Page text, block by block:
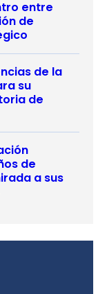
entre
de
de la
su
de
de
a sus